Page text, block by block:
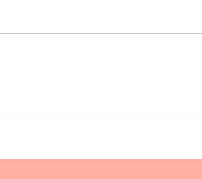
Değerlendirme Testi